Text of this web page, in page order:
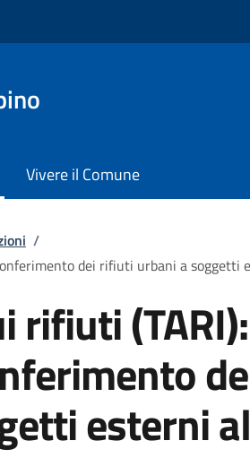
Vivere il Comune
/
dei rifiuti urbani a soggetti
rifiuti (TARI):
esterni al